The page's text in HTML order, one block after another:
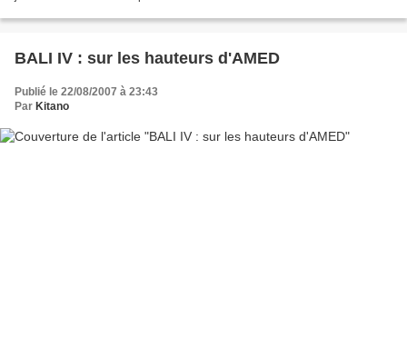
BALI IV : sur les hauteurs d'AMED
Publié le 22/08/2007 à 23:43
Par Kitano